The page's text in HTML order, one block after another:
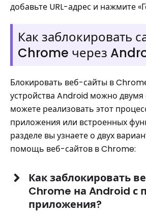
добавьте URL-адрес и нажмите
Как заблокировать
Chrome через
Блокировать веб-сайты в
устройства Android можно
можете реализовать этот
приложения или встроенных
разделе вы узнаете о двух
помощь веб-сайтов в Chrome:
Как заблокировать
Chrome на Android
приложения?